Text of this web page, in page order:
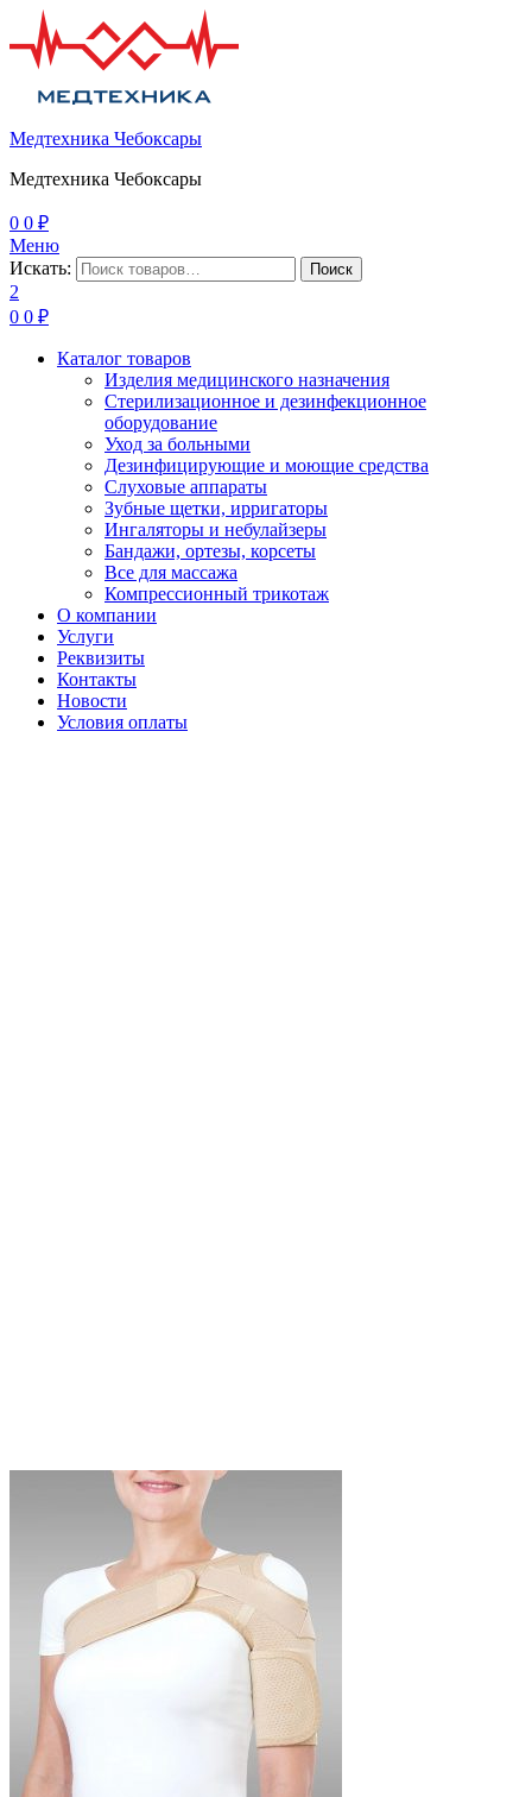
Медтехника Чебоксары
Медтехника Чебоксары
0 0 ₽
Меню
Искать:
Поиск
2
0 0 ₽
Каталог товаров
Изделия медицинского назначения
Стерилизационное и дезинфекционное
оборудование
Уход за больными
Дезинфицирующие и моющие средства
Слуховые аппараты
Зубные щетки, ирригаторы
Ингаляторы и небулайзеры
Бандажи, ортезы, корсеты
Все для массажа
Компрессионный трикотаж
О компании
Услуги
Реквизиты
Контакты
Новости
Условия оплаты